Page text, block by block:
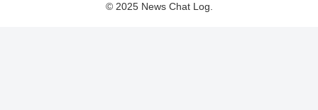
© 2025 News Chat Log.